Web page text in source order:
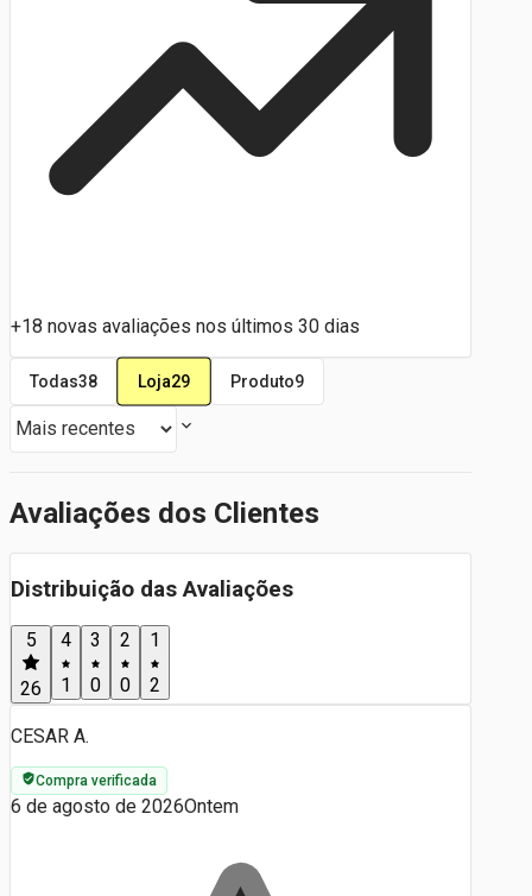
+18 novas avaliações nos últimos 30 dias
Todas38 Loja29 Produto9
Avaliações dos Clientes
Distribuição das Avaliações
5
26
4
1
3
0
2
0
1
2
CESAR A.
Compra verificada
6 de agosto de 2026Ontem